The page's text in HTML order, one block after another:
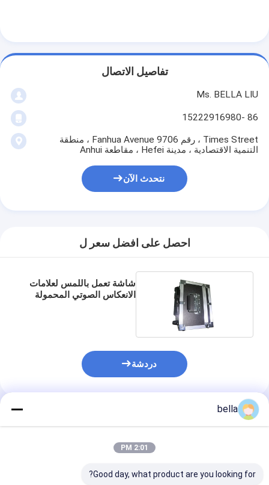
تفاصيل الاتصال
Ms. BELLA LIU
86 -15222916980
Times Street ، رقم 9706 Fanhua Avenue ، منطقة
التنمية الاقتصادية ، مدينة Hefei ، مقاطعة Anhui
نتحدث الآن
احصل على افضل سعر ل
شاشة تعمل باللمس لعلامات
الانعكاس الصوتي المحمولة
دردشة
المنتجات الموصى بها
bella
2:01 PM
Good day, what product are you looking for?